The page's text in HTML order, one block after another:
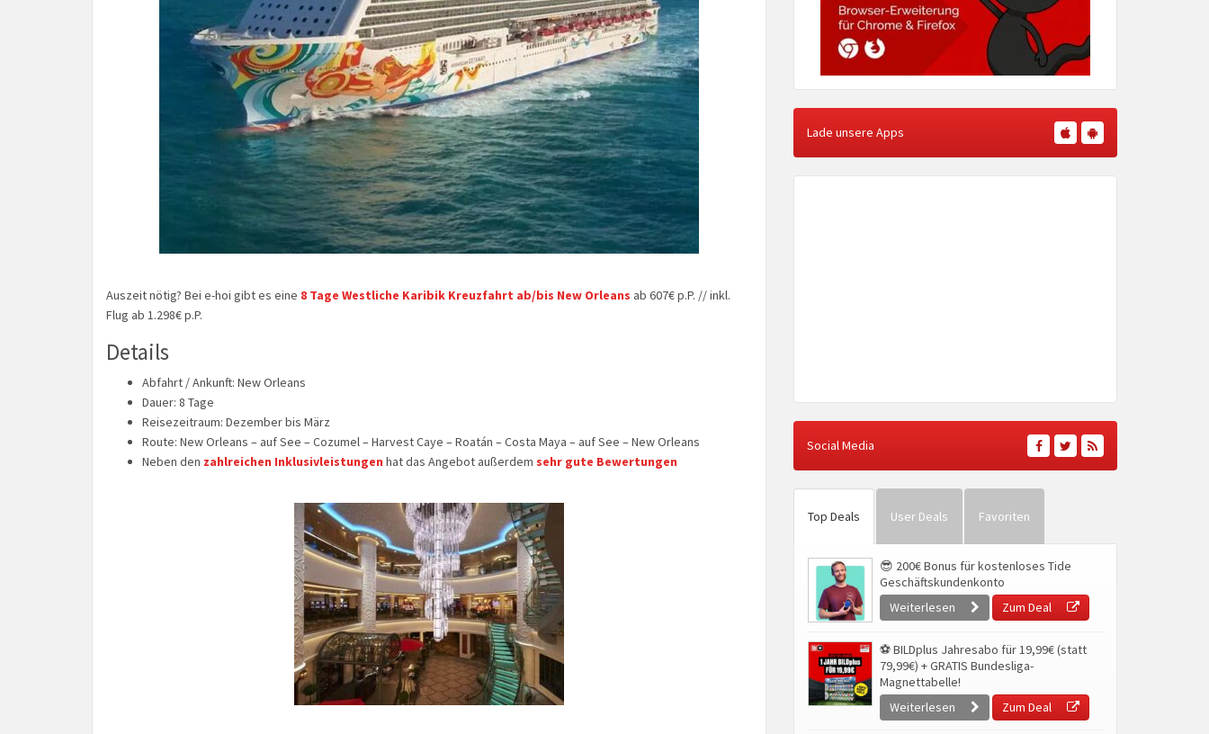
Auszeit nötig? Bei e-hoi gibt es eine 8 Tage Westliche Karibik Kreuzfahrt ab/bis New Orleans ab 607€ p.P. // inkl.
Flug ab 1.298€ p.P.
Details
Abfahrt / Ankunft: New Orleans
Dauer: 8 Tage
Reisezeitraum: Dezember bis März
Route: New Orleans – auf See – Cozumel – Harvest Caye – Roatán – Costa Maya – auf See – New Orleans
Neben den zahlreichen Inklusivleistungen hat das Angebot außerdem sehr gute Bewertungen
Lade unsere Apps
Social Media
Top Deals User Deals Favoriten
😎 200€ Bonus für kostenloses Tide
Geschäftskundenkonto
Weiterlesen
Zum Deal
⚽ BILDplus Jahresabo für 19,99€ (statt
79,99€) + GRATIS Bundesliga-
Magnettabelle!
Weiterlesen
Zum Deal